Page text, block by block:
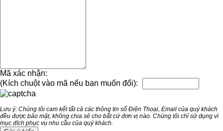
Mã xác nhận:
(Kích chuột vào mã nếu bạn muốn đổi):
Lưu ý: Chúng tôi cam kết tất cả các thông tin số Điện Thoại, Email của quý khách
đều được bảo mật, không chia sẻ cho bất cứ đơn vị nào. Chúng tôi chỉ sử dụng vì
mục đích phục vụ nhu cầu của quý khách.